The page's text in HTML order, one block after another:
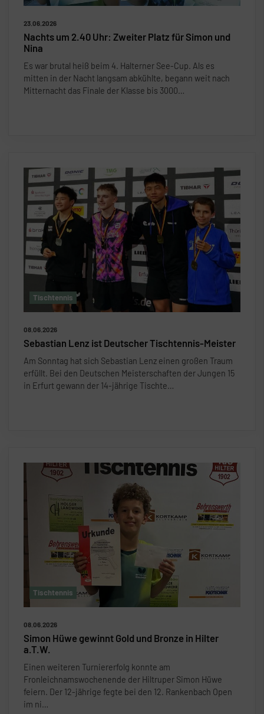
23.06.2026
Nachts um 2.40 Uhr: Zweiter Platz für Simon und
Nina
Es war brutal heiß beim 4. Halterner See-Cup. Als es
mitten in der Nacht langsam abkühlte, begann weit nach
Mitternacht das Finale der Klasse bis 3000…
Tischtennis
08.06.2026
Sebastian Lenz ist Deutscher Tischtennis-Meister
Am Sonntag hat sich Sebastian Lenz einen großen Traum
erfüllt. Bei den Deutschen Meisterschaften der Jungen 15
in Erfurt gewann der 14-jährige Tischte…
Tischtennis
08.06.2026
Simon Hüwe gewinnt Gold und Bronze in Hilter
a.T.W.
Einen weiteren Turniererfolg konnte am
Fronleichnamswochenende der Hiltruper Simon Hüwe
feiern. Der 12-jährige fegte bei den 12. Rankenbach Open
im ni…